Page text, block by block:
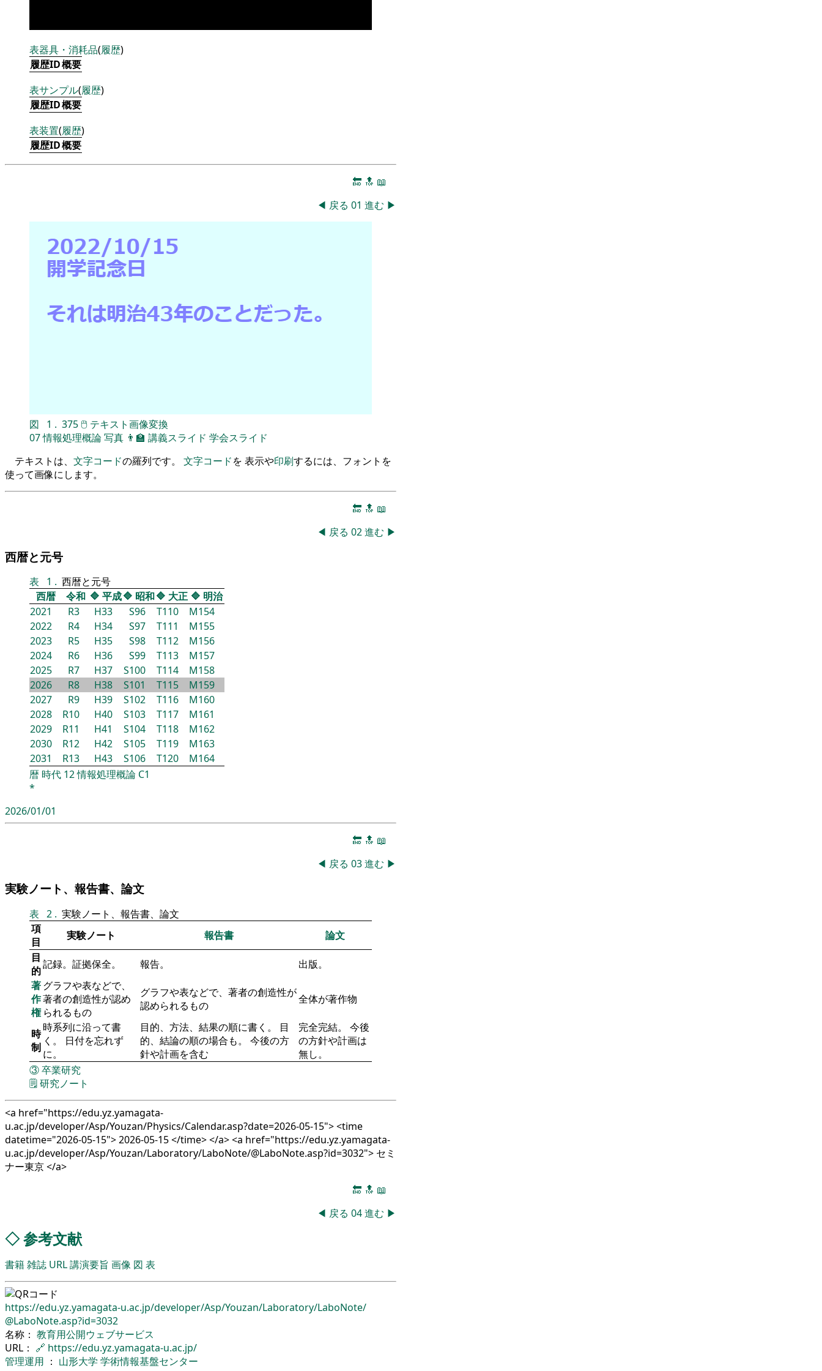
表器具・消耗品(履歴)
履歴ID概要
表サンプル(履歴)
履歴ID概要
表装置(履歴)
履歴ID概要
🔚 🔝 📖
◀ 戻る 01 進む ▶
図 1 . 375🖱 テキスト画像変換
07情報処理概論写真 👨‍🏫 講義スライド 学会スライド
テキストは、 文字コードの羅列です。 文字コードを 表示や印刷するには、フォントを
使って画像にします。
🔚 🔝 📖
◀ 戻る 02進む ▶
西暦と元号
表 1 . 西暦と元号
西暦
令和 🔷 平成🔷 昭和🔷 大正 🔷 明治
2021
R3 H33 S96 T110
M154
2022
R4 H34 S97 T111
M155
2023
R5 H35 S98 T112
M156
2024
R6 H36 S99 T113
M157
2025
R7 H37 S100 T114
M158
2026
R8 H38 S101 T115
M159
2027
R9 H39 S102 T116
M160
2028
R10 H40 S103 T117
M161
2029
R11 H41 S104 T118
M162
2030
R12 H42 S105 T119
M163
2031
R13 H43 S106 T120
M164
暦 時代 12情報処理概論 C1
*
2026/01/01
🔚 🔝 📖
◀ 戻る 03進む ▶
実験ノート、報告書、論文
表 2 . 実験ノート、報告書、論文
項
目
実験ノート 報告書
論文
目
的記録。証拠保全。 報告。
出版。
著
作
権
グラフや表などで、
著者の創造性が認め
られるもの
グラフや表などで、著者の創造性が
認められるもの
全体が著作物
時
制
時系列に沿って書
く。 日付を忘れず
に。
目的、方法、結果の順に書く。 目
的、結論の順の場合も。 今後の方
針や計画を含む
完全完結。 今後
の方針や計画は
無し。
③卒業研究
🗒️研究ノート
<a href="https://edu.yz.yamagata-
u.ac.jp/developer/Asp/Youzan/Physics/Calendar.asp?date=2026-05-15"> <time
datetime="2026-05-15"> 2026-05-15 </time> </a> <a href="https://edu.yz.yamagata-
u.ac.jp/developer/Asp/Youzan/Laboratory/LaboNote/@LaboNote.asp?id=3032"> セミ
ナー東京 </a>
🔚 🔝 📖
◀ 戻る 04進む ▶
◇参考文献
書籍雑誌 URL講演要旨 画像 図 表
https://edu.yz.yamagata-u.ac.jp/developer/Asp/Youzan/Laboratory/LaboNote/
@LaboNote.asp?id=3032
名称： 教育用公開ウェブサービス
URL： 🔗 https://edu.yz.yamagata-u.ac.jp/
管理運用 ： 山形大学 学術情報基盤センター